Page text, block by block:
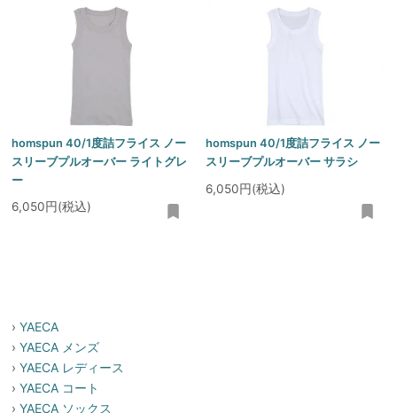
homspun 40/1度詰フライス ノー
スリーブプルオーバー ライトグレ
ー
6,050円(税込)
homspun 40/1度詰フライス ノー
スリーブプルオーバー サラシ
6,050円(税込)
›YAECA
›YAECA メンズ
›YAECA レディース
›YAECA コート
›YAECA ソックス